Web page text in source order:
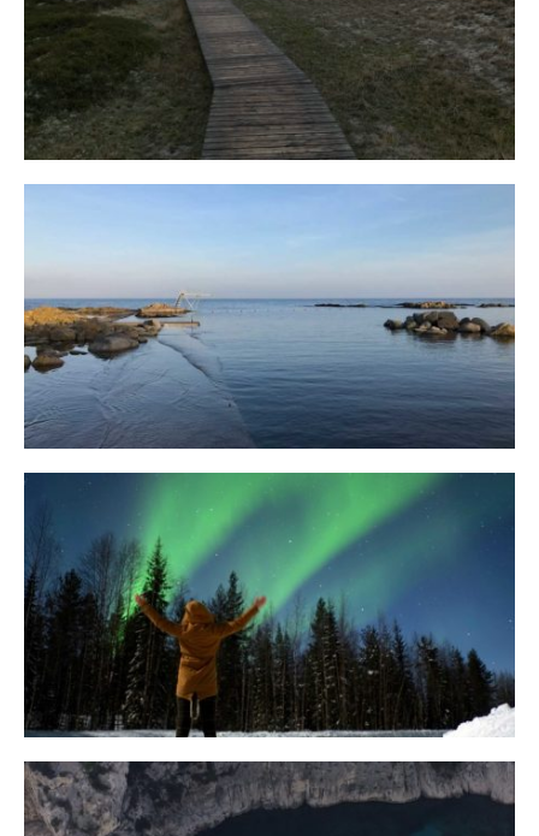
Fischland
12. FEBRUAR 2019
Bornholm
29. OKTOBER 2018
10 Tipps für eine erfolgreiche Jagd
auf Nordlichter
31. JANUAR 2018